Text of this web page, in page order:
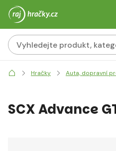
Hračky Auta, dopravní
SCX Advance